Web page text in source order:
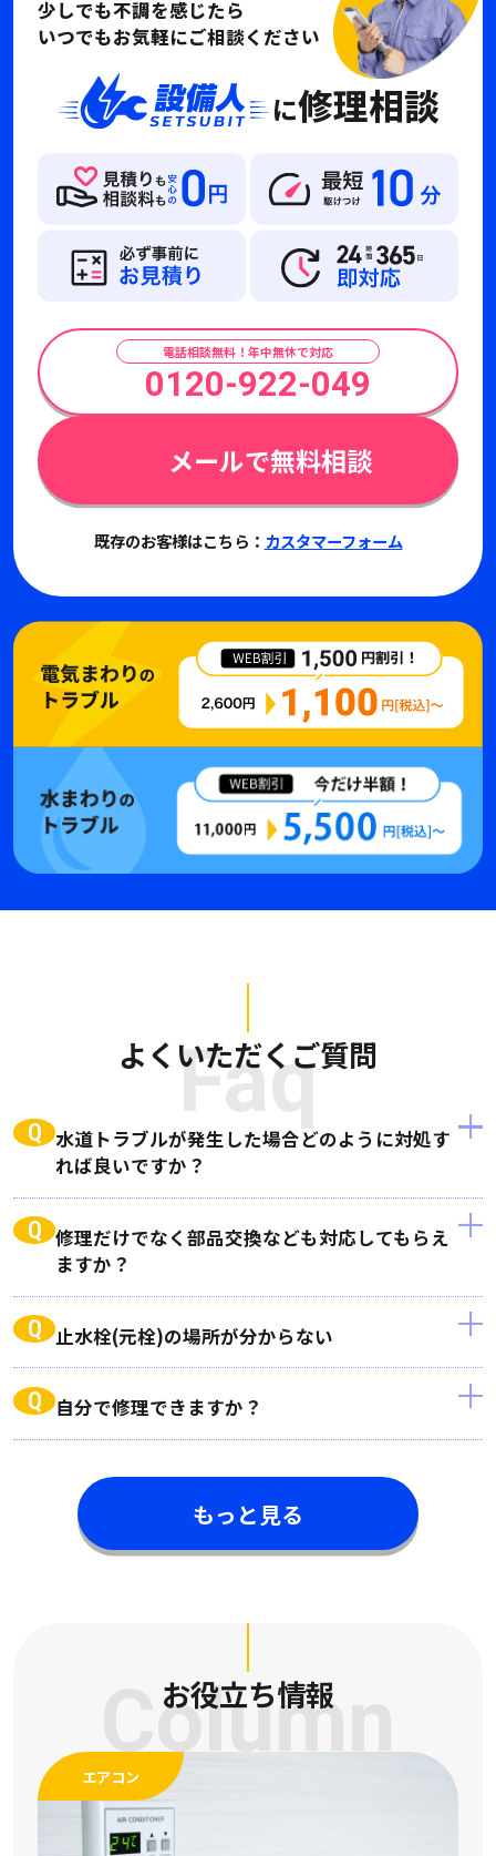
少しでも不調を感じたら
いつでもお気軽にご相談ください
に修理相談
電話相談無料！年中無休で対応
0120-922-049
メールで無料相談
既存のお客様はこちら： カスタマーフォーム
Faq
よくいただくご質問
Q 水道トラブルが発生した場合どのように対処す
れば良いですか？
Q 修理だけでなく部品交換なども対応してもらえ
ますか？
Q 止水栓(元栓)の場所が分からない
Q 自分で修理できますか？
もっと見る
Column
お役立ち情報